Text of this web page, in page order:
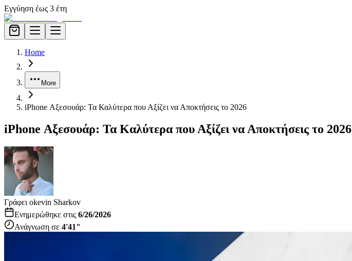
Εγγύηση έως 3 έτη
Home
More
iPhone Αξεσουάρ: Τα Καλύτερα που Αξίζει να Αποκτήσεις το 2026
iPhone Αξεσουάρ: Τα Καλύτερα που Αξίζει να Αποκτήσεις το 2026
Γράφει οkevin Sharkov
Ενημερώθηκε στις 6/26/2026
Ανάγνωση σε 4'41"